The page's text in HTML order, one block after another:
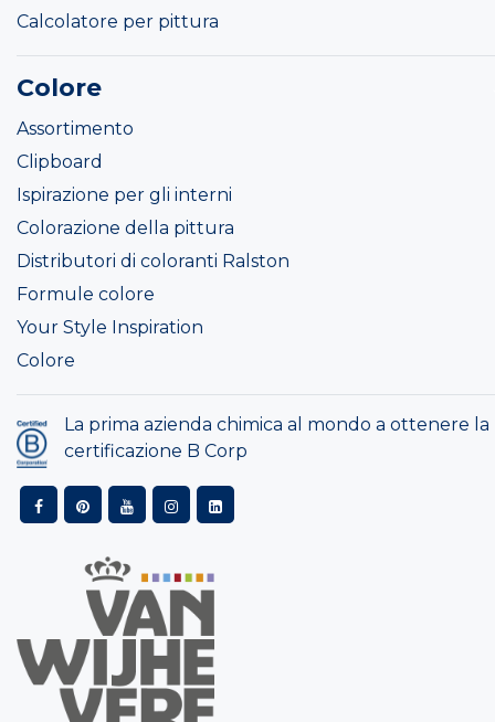
Calcolatore per pittura
Colore
Assortimento
Clipboard
Ispirazione per gli interni
Colorazione della pittura
Distributori di coloranti Ralston
Formule colore
Your Style Inspiration
Colore
La prima azienda chimica al mondo a ottenere la
certificazione B Corp